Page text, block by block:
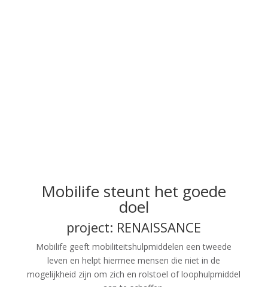
Mobilife steunt het goede
doel
project: RENAISSANCE
Mobilife geeft mobiliteitshulpmiddelen een tweede
leven en helpt hiermee mensen die niet in de
mogelijkheid zijn om zich en rolstoel of loophulpmiddel